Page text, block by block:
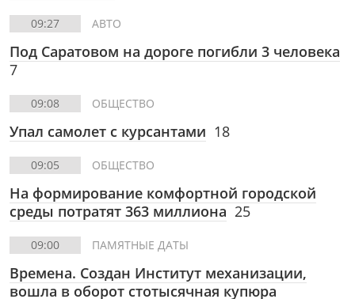
09:27 АВТО
Под Саратовом на дороге погибли 3 человека
7
09:08 ОБЩЕСТВО
Упал самолет с курсантами 18
09:05 ОБЩЕСТВО
На формирование комфортной городской
среды потратят 363 миллиона 25
09:00 ПАМЯТНЫЕ ДАТЫ
Времена. Создан Институт механизации,
вошла в оборот стотысячная купюра